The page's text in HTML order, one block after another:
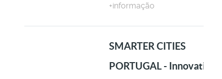
+informação
SMARTER CITIES
PORTUGAL - Innovation